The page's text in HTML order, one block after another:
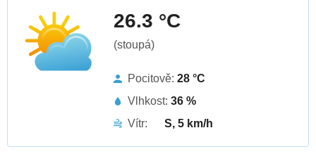
26.3 °C
(stoupá)
Pocitově: 28 °C
Vlhkost: 36 %
Vítr:
S, 5 km/h